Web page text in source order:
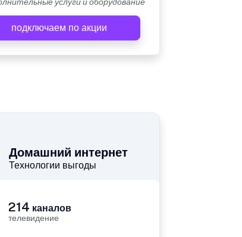
услуги и оборудование
подключаем по акции
Домашний интернет
Технологии выгоды
214 каналов
телевидение